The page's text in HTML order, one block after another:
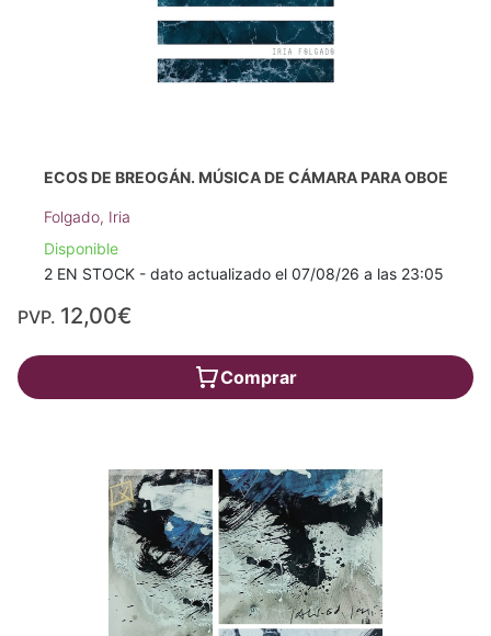
ECOS DE BREOGÁN. MÚSICA DE CÁMARA PARA OBOE
Folgado, Iria
Disponible
2 EN STOCK - dato actualizado el 07/08/26 a las 23:05
PVP. 12,00€
Comprar